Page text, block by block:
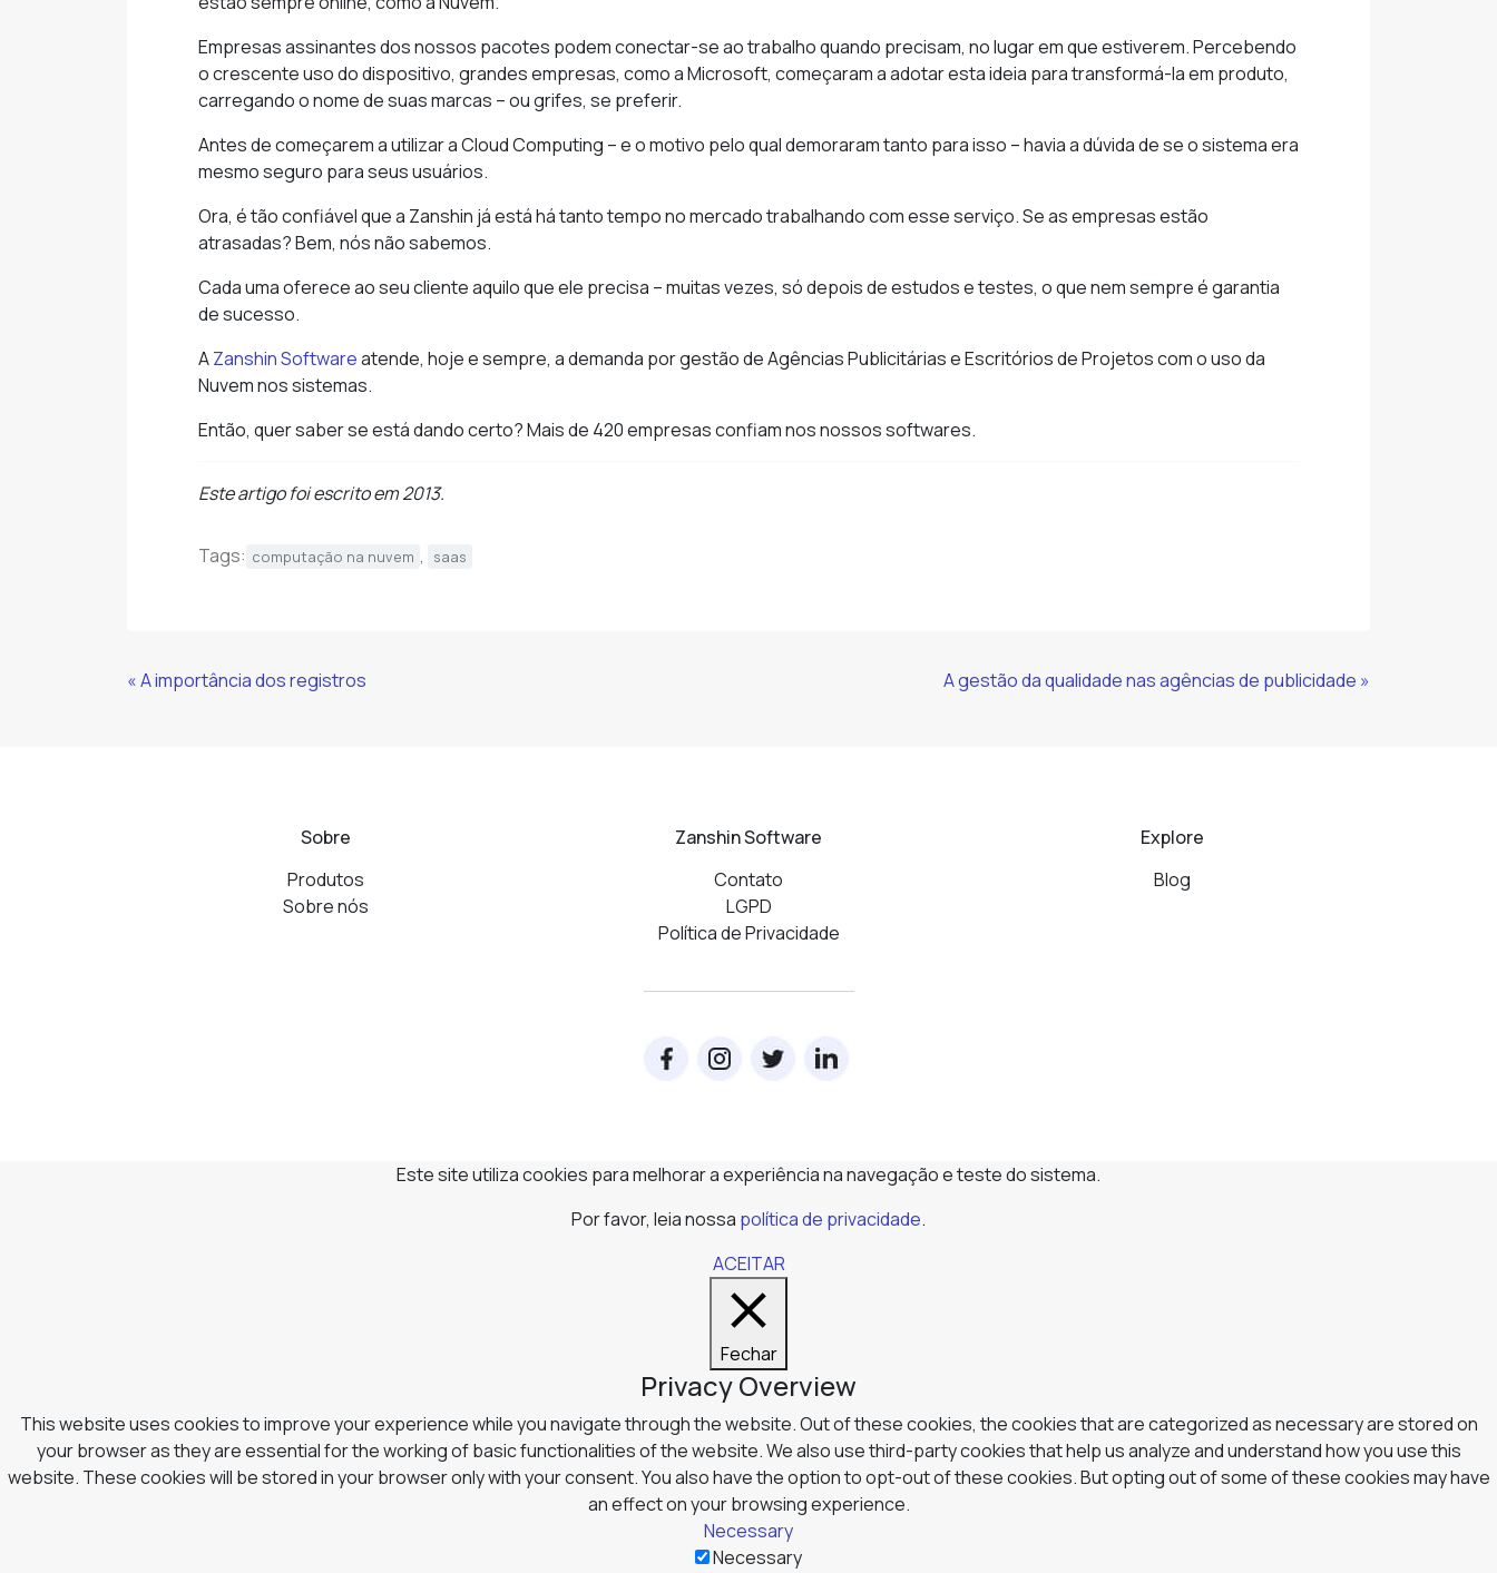
Empresas assinantes dos nossos pacotes podem conectar-se ao trabalho quando precisam, no lugar em que estiverem. Percebendo
o crescente uso do dispositivo, grandes empresas, como a Microsoft, começaram a adotar esta ideia para transformá-la em produto,
carregando o nome de suas marcas – ou grifes, se preferir.
Antes de começarem a utilizar a Cloud Computing – e o motivo pelo qual demoraram tanto para isso – havia a dúvida de se o sistema era
mesmo seguro para seus usuários.
Ora, é tão confiável que a Zanshin já está há tanto tempo no mercado trabalhando com esse serviço. Se as empresas estão
atrasadas? Bem, nós não sabemos.
Cada uma oferece ao seu cliente aquilo que ele precisa – muitas vezes, só depois de estudos e testes, o que nem sempre é garantia
de sucesso.
AZanshin Softwareatende, hoje e sempre, a demanda por gestão de Agências Publicitárias e Escritórios de Projetos com o uso da
Nuvem nos sistemas.
Então, quer saber se está dando certo? Mais de 420 empresas confiam nos nossos softwares.
Este artigo foi escrito em 2013.
Tags: computação na nuvem , saas
Continue
Lendo
« A importância dos registros A gestão da qualidade nas agências de publicidade »
Sobre
Produtos
Sobre nós
Zanshin Software
Contato
LGPD
Política de Privacidade
Explore
Blog
Este site utiliza cookies para melhorar a experiência na navegação e teste do sistema.
Por favor, leia nossa política de privacidade.
ACEITAR
Fechar
Privacy Overview
This website uses cookies to improve your experience while you navigate through the website. Out of these cookies, the cookies that are categorized as necessary are stored on
your browser as they are essential for the working of basic functionalities of the website. We also use third-party cookies that help us analyze and understand how you use this
website. These cookies will be stored in your browser only with your consent. You also have the option to opt-out of these cookies. But opting out of some of these cookies may have
an effect on your browsing experience.
Necessary
Necessary